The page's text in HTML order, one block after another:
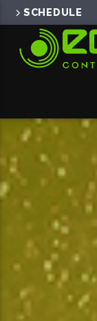
SCHEDULE